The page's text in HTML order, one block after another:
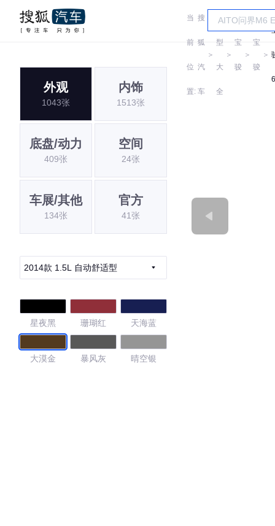
当
前
位
置:
搜
狐
汽
车
＞
车
型
大
全
＞
宝
骏
＞
宝
骏
＞
外观
1043张
内饰
1513张
底盘/动力
409张
空间
24张
车展/其他
134张
官方
41张
2014款 1.5L 自动舒适型
星夜黑 珊瑚红 天海蓝
大漠金 暴风灰 晴空银